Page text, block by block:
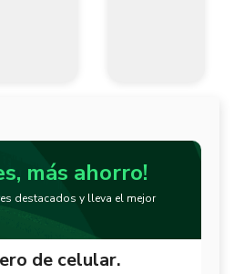
más ahorro!
destacados y lleva el mejor
de celular.